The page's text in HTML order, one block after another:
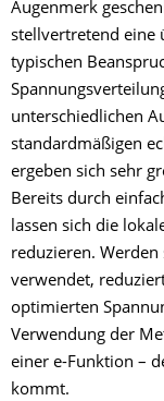
Augenmerk
stellvertretend eine
typischen
unterschiedlichen
standardmäßigen
ergeben sich sehr
Bereits durch
lassen sich die
reduzieren.
verwendet,
optimierten
Verwendung der
einer e-Funktion –
kommt.